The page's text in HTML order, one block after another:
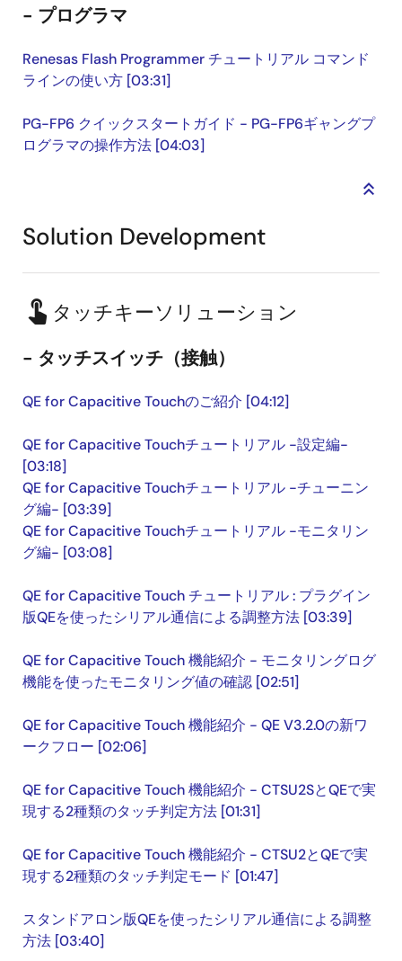
- プログラマ
Renesas Flash Programmer チュートリアル コマンド
ラインの使い方 [03:31]
PG-FP6 クイックスタートガイド - PG-FP6ギャングプ
ログラマの操作方法 [04:03]
keyboard_double_arrow_up
Solution Development
touch_app タッチキーソリューション
- タッチスイッチ（接触）
QE for Capacitive Touchのご紹介 [04:12]
QE for Capacitive Touchチュートリアル -設定編-
[03:18]
QE for Capacitive Touchチュートリアル -チューニン
グ編- [03:39]
QE for Capacitive Touchチュートリアル -モニタリン
グ編- [03:08]
QE for Capacitive Touch チュートリアル : プラグイン
版QEを使ったシリアル通信による調整方法 [03:39]
QE for Capacitive Touch 機能紹介 - モニタリングログ
機能を使ったモニタリング値の確認 [02:51]
QE for Capacitive Touch 機能紹介 - QE V3.2.0の新ワ
ークフロー [02:06]
QE for Capacitive Touch 機能紹介 - CTSU2SとQEで実
現する2種類のタッチ判定方法 [01:31]
QE for Capacitive Touch 機能紹介 - CTSU2とQEで実
現する2種類のタッチ判定モード [01:47]
スタンドアロン版QEを使ったシリアル通信による調整
方法 [03:40]